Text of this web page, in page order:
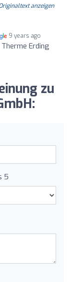
anzeigen
9 years ago
Erding
zu
5